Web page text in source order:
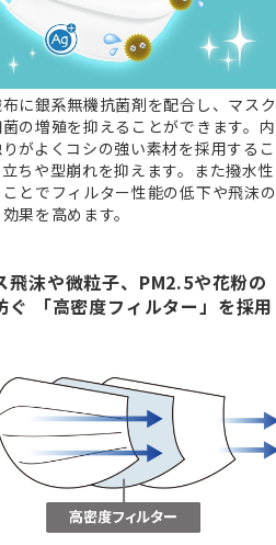
に銀系無機抗菌剤を配合し、マスク
の増殖を抑えることができます。内
がよくコシの強い素材を採用するこ
ちや型崩れを抑えます。また撥水性
とでフィルター性能の低下や飛沫の
果を高めます。
飛沫や微粒子、PM2.5や花粉の
ぐ 「高密度フィルター」を採用